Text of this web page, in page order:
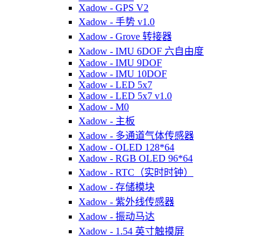
Xadow - GPS V2
Xadow - 手势 v1.0
Xadow - Grove 转接器
Xadow - IMU 6DOF 六自由度
Xadow - IMU 9DOF
Xadow - IMU 10DOF
Xadow - LED 5x7
Xadow - LED 5x7 v1.0
Xadow - M0
Xadow - 主板
Xadow - 多通道气体传感器
Xadow - OLED 128*64
Xadow - RGB OLED 96*64
Xadow - RTC（实时时钟）
Xadow - 存储模块
Xadow - 紫外线传感器
Xadow - 振动马达
Xadow - 1.54 英寸触摸屏